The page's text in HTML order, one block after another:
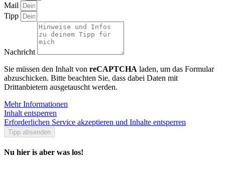
Mail
Tipp
Nachricht
Sie müssen den Inhalt von reCAPTCHA laden, um das Formular
abzuschicken. Bitte beachten Sie, dass dabei Daten mit
Drittanbietern ausgetauscht werden.
Mehr Informationen
Inhalt entsperren
Erforderlichen Service akzeptieren und Inhalte entsperren
Tipp absenden
Nu hier is aber was los!